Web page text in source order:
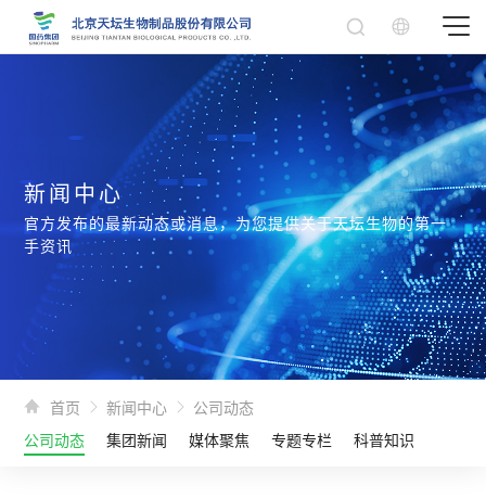
新闻中心
官方发布的最新动态或消息，为您提供关于天坛生物的第一
手资讯
首页 新闻中心
公司动态
公司动态
集团新闻 媒体聚焦 专题专栏 科普知识